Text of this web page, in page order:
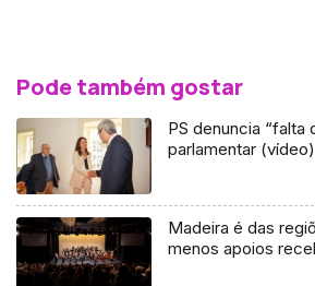
Pode também gostar
PS denuncia “falta
parlamentar (vídeo)
Madeira é das
menos apoios